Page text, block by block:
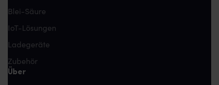
Blei-Säure
IoT-Lösungen
Ladegeräte
Zubehör
Über